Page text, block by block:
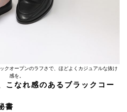
クオープンのラフさで、ほどよくカジュアルな抜け
感を。
こなれ感のあるブラックコー
書